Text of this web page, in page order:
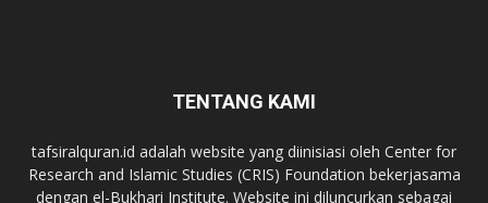
TENTANG KAMI
tafsiralquran.id adalah website yang diinisiasi oleh Center for
Research and Islamic Studies (CRIS) Foundation bekerjasama
dengan el-Bukhari Institute. Website ini diluncurkan sebagai